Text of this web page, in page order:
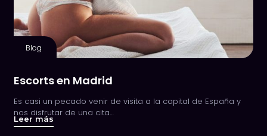
Blog
Escorts en Madrid
Es casi un pecado venir de visita a la capital de España y
nos disfrutar de una cita…
Leer más
about
Escorts